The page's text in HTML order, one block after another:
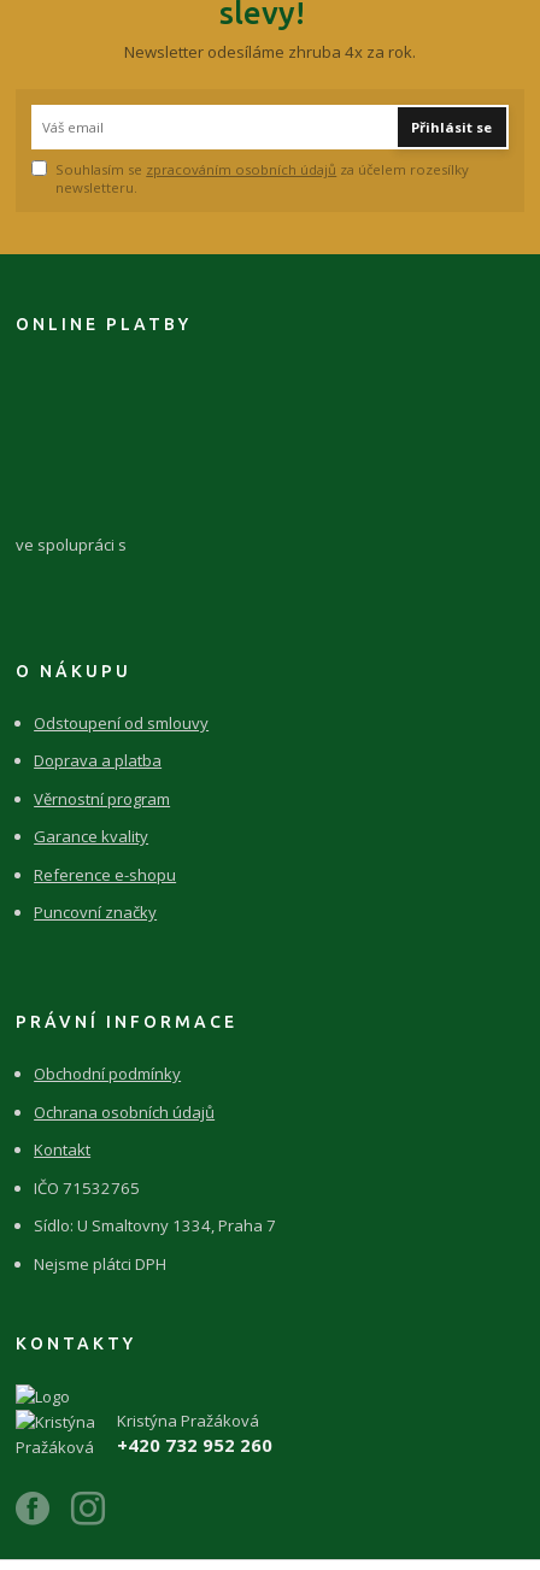
slevy!
Newsletter odesíláme zhruba 4x za rok.
Přihlásit se
Souhlasím se zpracováním osobních údajů za účelem rozesílky
newsletteru.
ONLINE PLATBY
ve spolupráci s
O NÁKUPU
Odstoupení od smlouvy
Doprava a platba
Věrnostní program
Garance kvality
Reference e-shopu
Puncovní značky
PRÁVNÍ INFORMACE
Obchodní podmínky
Ochrana osobních údajů
Kontakt
IČO 71532765
Sídlo: U Smaltovny 1334, Praha 7
Nejsme plátci DPH
KONTAKTY
Kristýna Pražáková
+420 732 952 260